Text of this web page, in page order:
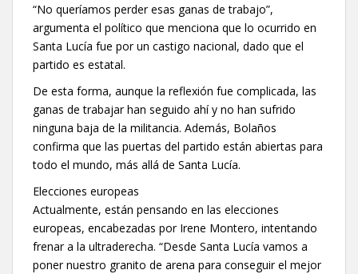
“No queríamos perder esas ganas de trabajo”,
argumenta el político que menciona que lo ocurrido en
Santa Lucía fue por un castigo nacional, dado que el
partido es estatal.
De esta forma, aunque la reflexión fue complicada, las
ganas de trabajar han seguido ahí y no han sufrido
ninguna baja de la militancia. Además, Bolaños
confirma que las puertas del partido están abiertas para
todo el mundo, más allá de Santa Lucía.
Elecciones europeas
Actualmente, están pensando en las elecciones
europeas, encabezadas por Irene Montero, intentando
frenar a la ultraderecha. “Desde Santa Lucía vamos a
poner nuestro granito de arena para conseguir el mejor